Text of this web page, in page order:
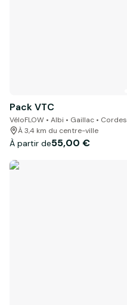
Pack VTC
VéloFLOW • Albi • Gaillac • Cordes
À 3,4 km du centre-ville
À partir de55,00 €